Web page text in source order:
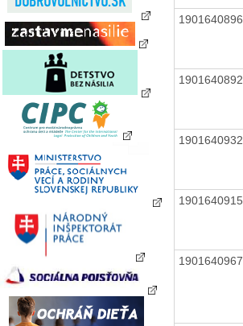
1901640896
1901640892
1901640932
1901640915
1901640967